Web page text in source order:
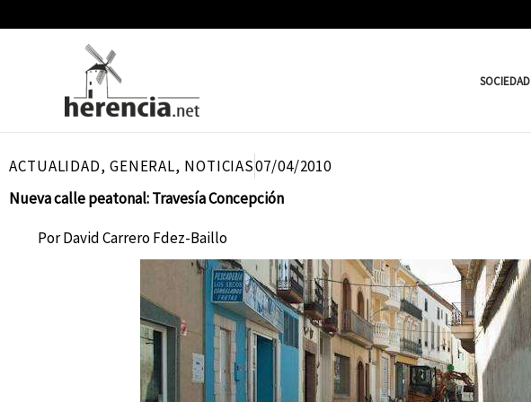
SOCIEDAD
ACTUALIDAD, GENERAL, NOTICIAS07/04/2010
Nueva calle peatonal: Travesía Concepción
PorDavid Carrero Fdez-Baillo